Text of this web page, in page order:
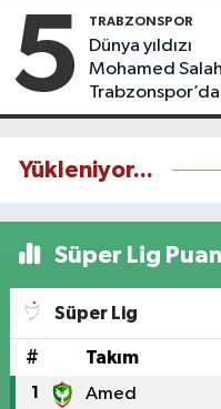
5 TRABZONSPOR
Dünya yıldızı
Mohamed Salah
Trabzonspor’da
Yükleniyor...
Süper Lig
Süper Lig
# Takım
1 Amed